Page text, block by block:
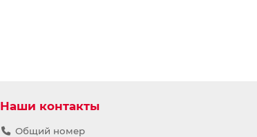
Наши контакты
Общий номер